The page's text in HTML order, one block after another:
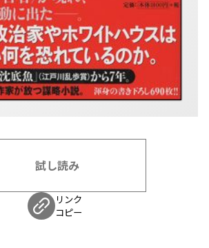
試し読み
リンク
コピー